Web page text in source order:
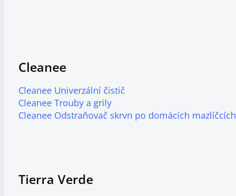
Cleanee
Cleanee Univerzální čistič
Cleanee Trouby a grily
Cleanee Odstraňovač skrvn po domácích mazlíčcích
Tierra Verde